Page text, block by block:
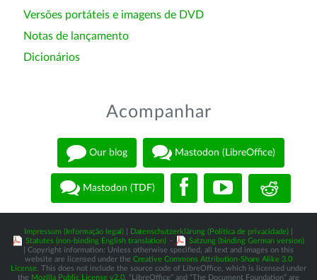
Versões portáteis e imagens de DVD
Notas de lançamento
Dicionários
Acompanhar
Our blog Mastodon (LibreOffice)
Mastodon (TDF)
Impressum (Informação legal) Datenschutzerklärung (Política de privacidade)
Statutes (non-binding English translation) -
Satzung (binding German version)
| Copyright information: Unless otherwise specified, all text and images on this
website are licensed under the Creative Commons Attribution-Share Alike 3.0
License . This does not include the source code of LibreOffice, which is licensed under
the Mozilla Public License v2.0 . “LibreOffice” and “The Document Foundation” are